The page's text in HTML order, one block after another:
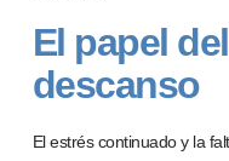
El papel
descanso
El estrés continuado y la